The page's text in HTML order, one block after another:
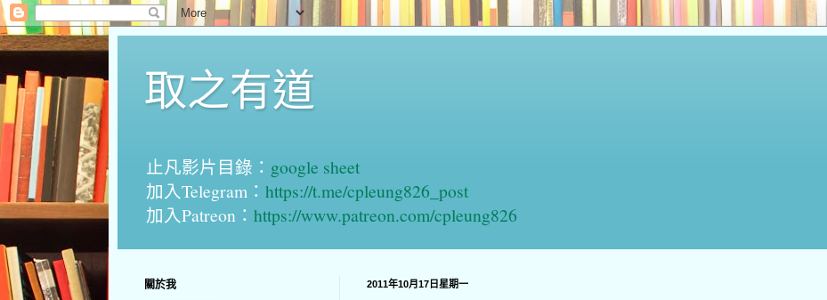
取之有道
止凡影片目錄： google sheet
加入Telegram： https://t.me/cpleung826_post
加入Patreon： https://www.patreon.com/cpleung826
2011年10月17日星期一
關於我